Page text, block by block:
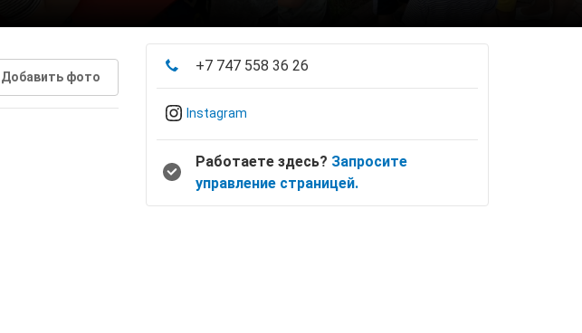
Добавить фото
+7 747 558 36 26
Instagram
Работаете здесь? Запросите
управление страницей.